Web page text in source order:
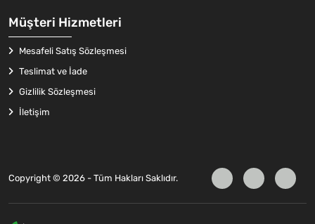
Müşteri Hizmetleri
Mesafeli Satış Sözleşmesi
Teslimat ve İade
Gizlilik Sözleşmesi
İletişim
Copyright © 2026 - Tüm Hakları Saklıdır.